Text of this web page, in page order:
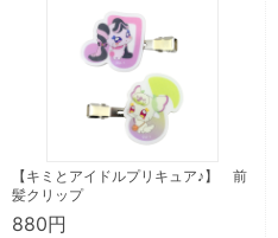
【キミとアイドルプリキュア♪】 前
髪クリップ
880円